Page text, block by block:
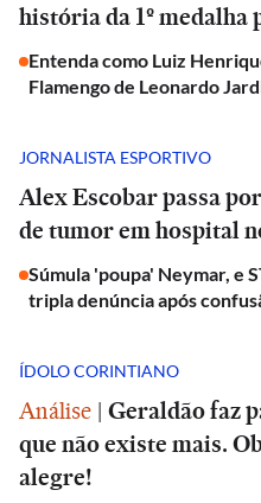
história da 1º
Entenda como Luiz
Flamengo de Leonardo
JORNALISTA ESPORTIVO
Alex Escobar passa
de tumor em hospital
Súmula 'poupa' Neymar, e
tripla denúncia após
ÍDOLO CORINTIANO
Análise | Geraldão faz
que não existe mais.
alegre!